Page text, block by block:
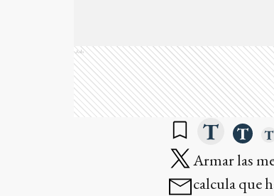
Ads
Armar las
calcula que